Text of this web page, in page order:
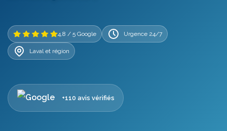
4,8 / 5 Google Urgence 24/7
Laval et région
+110 avis vérifiés